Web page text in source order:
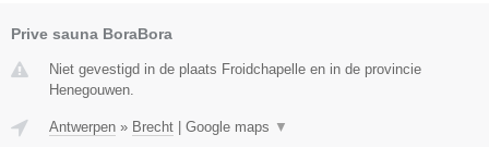
Prive sauna BoraBora
Niet gevestigd in de plaats Froidchapelle en in de provincie
Henegouwen.
Antwerpen » Brecht | Google maps ▼